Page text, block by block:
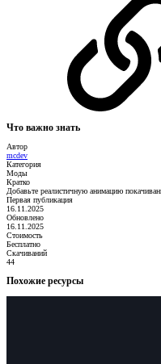
Что важно знать
Автор
mcdev
Категория
Моды
Кратко
Добавьте реалистичную анимацию
Первая публикация
16.11.2025
Обновлено
16.11.2025
Стоимость
Бесплатно
Скачиваний
44
Похожие ресурсы